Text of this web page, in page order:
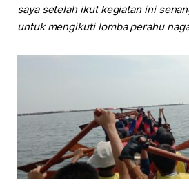
saya setelah ikut kegiatan ini
untuk mengikuti lomba perahu